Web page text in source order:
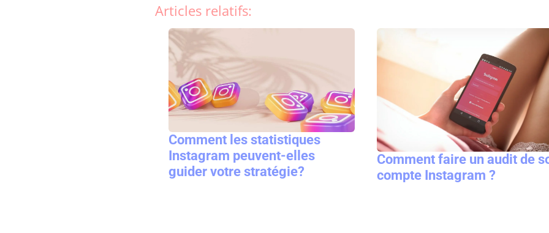
Articles relatifs:
Comment les statistiques
Instagram peuvent-elles
guider votre stratégie?
Comment faire un audit de
compte Instagram ?